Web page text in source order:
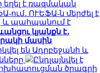
է ռազմական
ում․ ՈՒԵՖԱ-ն մերժել է
և պահպանում է
կյանքն է․
մասին
են Ադրբեջանի և
Ընդլայնվել է
ծրագրի